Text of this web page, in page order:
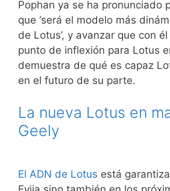
Pophan ya se ha pronunciado
que ‘será el modelo más
de Lotus’, y avanzar que con
punto de inflexión para Lotus
demuestra de qué es capaz
en el futuro de su parte.
La nueva Lotus en
Geely
El ADN de Lotus está